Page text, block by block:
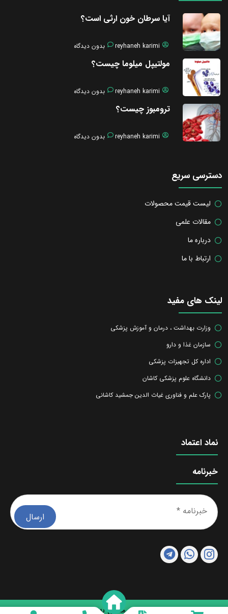
آیا سرطان خون ارثی است؟
reyhaneh karimi بدون دیدگاه
مولتیپل میلوما چیست؟
reyhaneh karimi بدون دیدگاه
ترومبوز چیست؟
reyhaneh karimi بدون دیدگاه
دسترسی سریع
لیست قیمت محصولات
مقالات علمی
درباره ما
ارتباط با ما
لینک های مفید
وزارت بهداشت ، درمان و آموزش پزشکی
سازمان غذا و دارو
اداره کل تجهیزات پزشکی
دانشگاه علوم پزشکی کاشان
پارک علم و فناوری غیاث الدین جمشید کاشانی
نماد اعتماد
خبرنامه
*
تمامی حقوق این وب سایت متعلق به شرکت روناک طب ویدا می